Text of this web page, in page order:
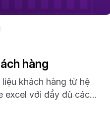
hàng
khách hàng từ hệ
excel với đầy đủ các
họ tên, mã kKH, số